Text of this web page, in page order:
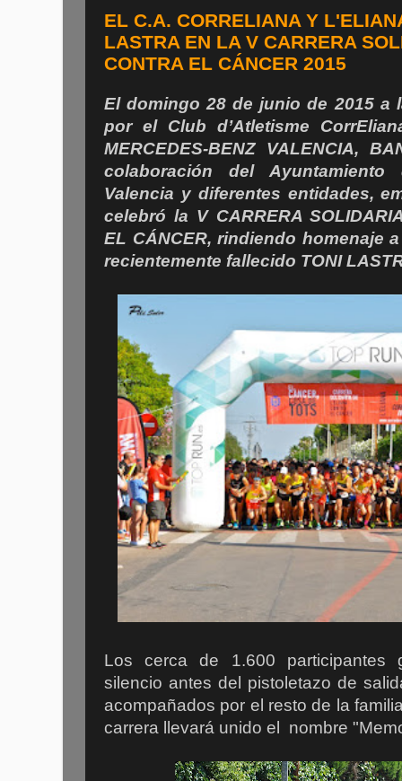
EL C.A. CORRELIANA Y
LASTRA EN LA V CARRERA
CONTRA EL CÁNCER 2015
El domingo 28 de junio de 2015 a
por el Club d’Atletisme
MERCEDES-BENZ VALENCIA,
colaboración del
Valencia y diferentes entidades,
celebró la V CARRERA
EL CÁNCER, rindiendo homenaje
recientemente fallecido TONI
Los cerca de 1.600 participantes
silencio antes del pistoletazo de
acompañados por el resto de la
carrera llevará unido el nombre